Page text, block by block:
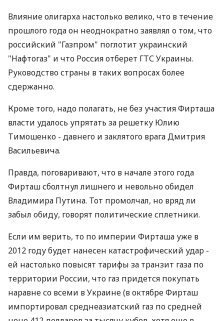
Влияние олигарха настолько велико, что в течение
прошлого года он неоднократно заявлял о том, что
российский "Газпром" поглотит украинский
"Нафтогаз" и что Россия отберет ГТС Украины.
Руководство страны в таких вопросах более
сдержанно.
Кроме того, надо полагать, не без участия Фирташа
власти удалось упрятать за решетку Юлию
Тимошенко - давнего и заклятого врага Дмитрия
Васильевича.
Правда, поговаривают, что в начале этого года
Фирташ сболтнул лишнего и невольно обидел
Владимира Путина. Тот промолчал, но вряд ли
забыл обиду, говорят политические сплетники.
Если им верить, то по империи Фирташа уже в
2012 году будет нанесен катастрофический удар -
ей настолько повысят тарифы за транзит газа по
территории России, что газ придется покупать
наравне со всеми в Украине (в октябре Фирташ
импортировал среднеазиатский газ по средней